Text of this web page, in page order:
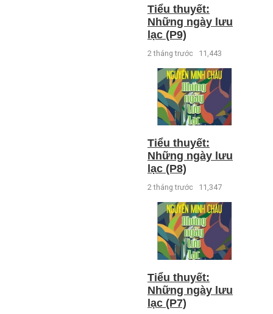
Tiểu thuyết:
Những ngày lưu
lạc (P9)
2 tháng trước 11,443
Tiểu thuyết:
Những ngày lưu
lạc (P8)
2 tháng trước 11,347
Tiểu thuyết:
Những ngày lưu
lạc (P7)